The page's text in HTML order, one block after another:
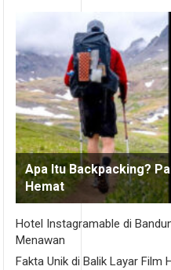
Apa Itu Backpacking?
Hemat
Hotel Instagramable di
Menawan
Fakta Unik di Balik Layar Film